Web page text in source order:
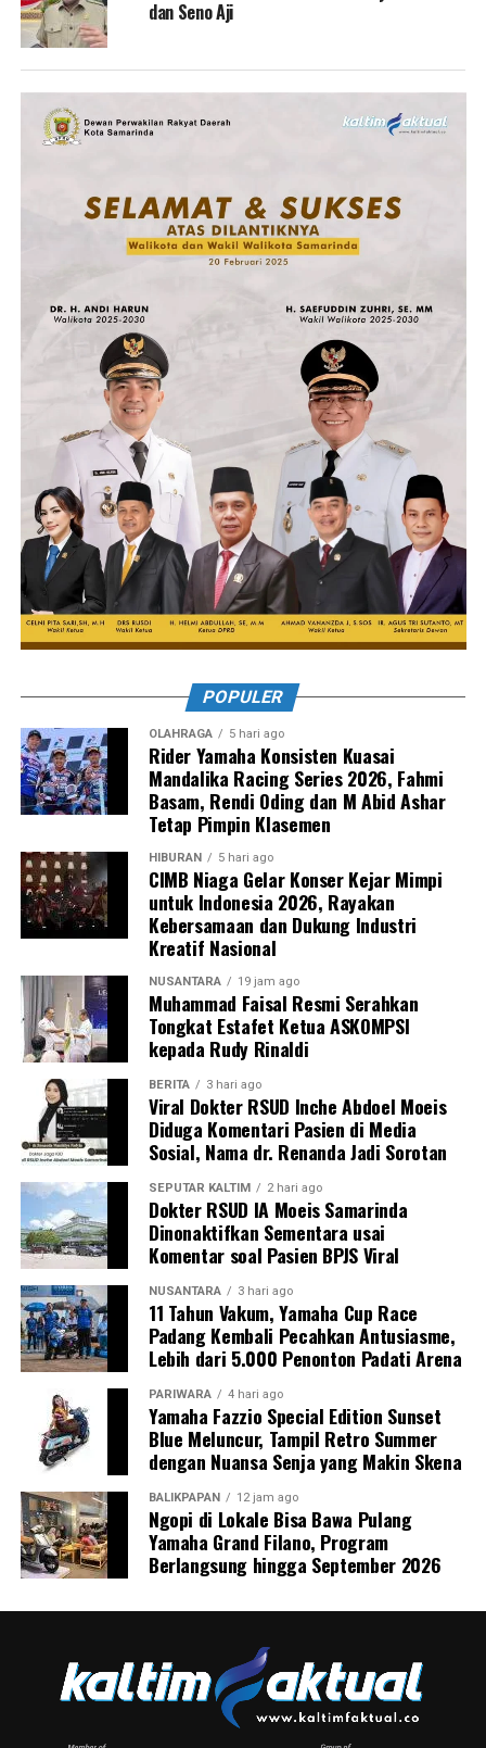
dan Seno Aji
POPULER
OLAHRAGA 5 hari ago
Rider Yamaha Konsisten Kuasai
Mandalika Racing Series 2026, Fahmi
Basam, Rendi Oding dan M Abid Ashar
Tetap Pimpin Klasemen
HIBURAN 5 hari ago
CIMB Niaga Gelar Konser Kejar Mimpi
untuk Indonesia 2026, Rayakan
Kebersamaan dan Dukung Industri
Kreatif Nasional
NUSANTARA 19 jam ago
Muhammad Faisal Resmi Serahkan
Tongkat Estafet Ketua ASKOMPSI
kepada Rudy Rinaldi
BERITA 3 hari ago
Viral Dokter RSUD Inche Abdoel Moeis
Diduga Komentari Pasien di Media
Sosial, Nama dr. Renanda Jadi Sorotan
SEPUTAR KALTIM 2 hari ago
Dokter RSUD IA Moeis Samarinda
Dinonaktifkan Sementara usai
Komentar soal Pasien BPJS Viral
NUSANTARA 3 hari ago
11 Tahun Vakum, Yamaha Cup Race
Padang Kembali Pecahkan Antusiasme,
Lebih dari 5.000 Penonton Padati Arena
PARIWARA 4 hari ago
Yamaha Fazzio Special Edition Sunset
Blue Meluncur, Tampil Retro Summer
dengan Nuansa Senja yang Makin Skena
BALIKPAPAN 12 jam ago
Ngopi di Lokale Bisa Bawa Pulang
Yamaha Grand Filano, Program
Berlangsung hingga September 2026